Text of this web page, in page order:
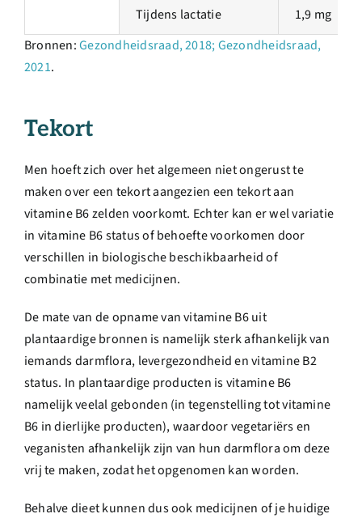
Tijdens lactatie
1,9 mg
Bronnen:Gezondheidsraad, 2018; Gezondheidsraad,
2021.
Tekort
Men hoeft zich over het algemeen niet ongerust te
maken over een tekort aangezien een tekort aan
vitamine B6 zelden voorkomt. Echter kan er wel variatie
in vitamine B6 status of behoefte voorkomen door
verschillen in biologische beschikbaarheid of
combinatie met medicijnen.
De mate van de opname van vitamine B6 uit
plantaardige bronnen is namelijk sterk afhankelijk van
iemands darmflora, levergezondheid en vitamine B2
status. In plantaardige producten is vitamine B6
namelijk veelal gebonden (in tegenstelling tot vitamine
B6 in dierlijke producten), waardoor vegetariërs en
veganisten afhankelijk zijn van hun darmflora om deze
vrij te maken, zodat het opgenomen kan worden.
Behalve dieet kunnen dus ook medicijnen of je huidige